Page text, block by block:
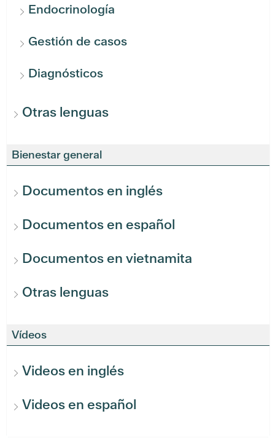
Endocrinología
Gestión de casos
Diagnósticos
Otras lenguas
Bienestar general
Documentos en inglés
Documentos en español
Documentos en vietnamita
Otras lenguas
Vídeos
Videos en inglés
Videos en español